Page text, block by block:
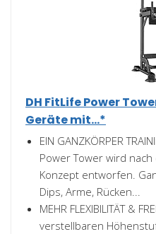
DH FitLife Power
Geräte mit...*
EIN GANZKÖRPER
Power Tower wird
Konzept entworfen.
Dips, Arme, Rücken...
MEHR FLEXIBILITÄT &
verstellbaren